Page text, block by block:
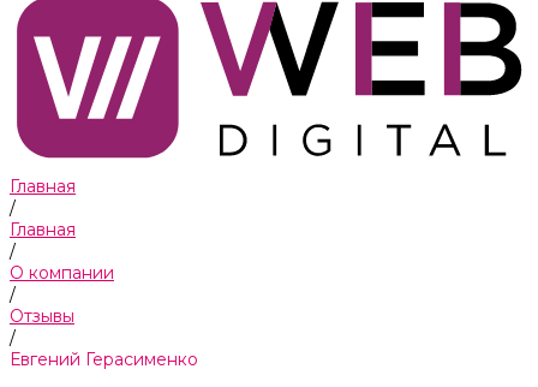
Главная
/
Главная
/
О компании
/
Отзывы
/
Евгений Герасименко